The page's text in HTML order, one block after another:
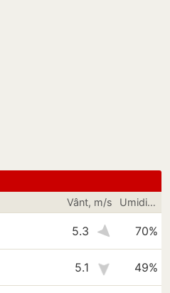
Vânt, m/s Umiditate
5.3 70%
5.1 49%